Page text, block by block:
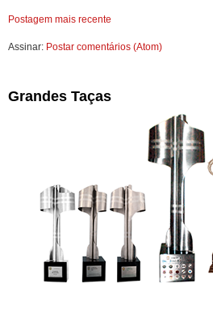
Postagem mais recente
Assinar: Postar comentários (Atom)
Grandes Taças